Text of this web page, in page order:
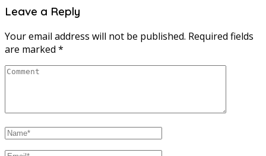
Leave a Reply
Your email address will not be published. Required fields
are marked *